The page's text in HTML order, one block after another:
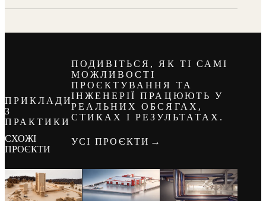
ПРИКЛАДИ
З
ПРАКТИКИ
СХОЖІ
ПРОЄКТИ
ПОДИВІТЬСЯ, ЯК ТІ САМІ
МОЖЛИВОСТІ
ПРОЄКТУВАННЯ ТА
ІНЖЕНЕРІЇ ПРАЦЮЮТЬ У
РЕАЛЬНИХ ОБСЯГАХ,
СТИКАХ І РЕЗУЛЬТАТАХ.
УСІ ПРОЄКТИ →